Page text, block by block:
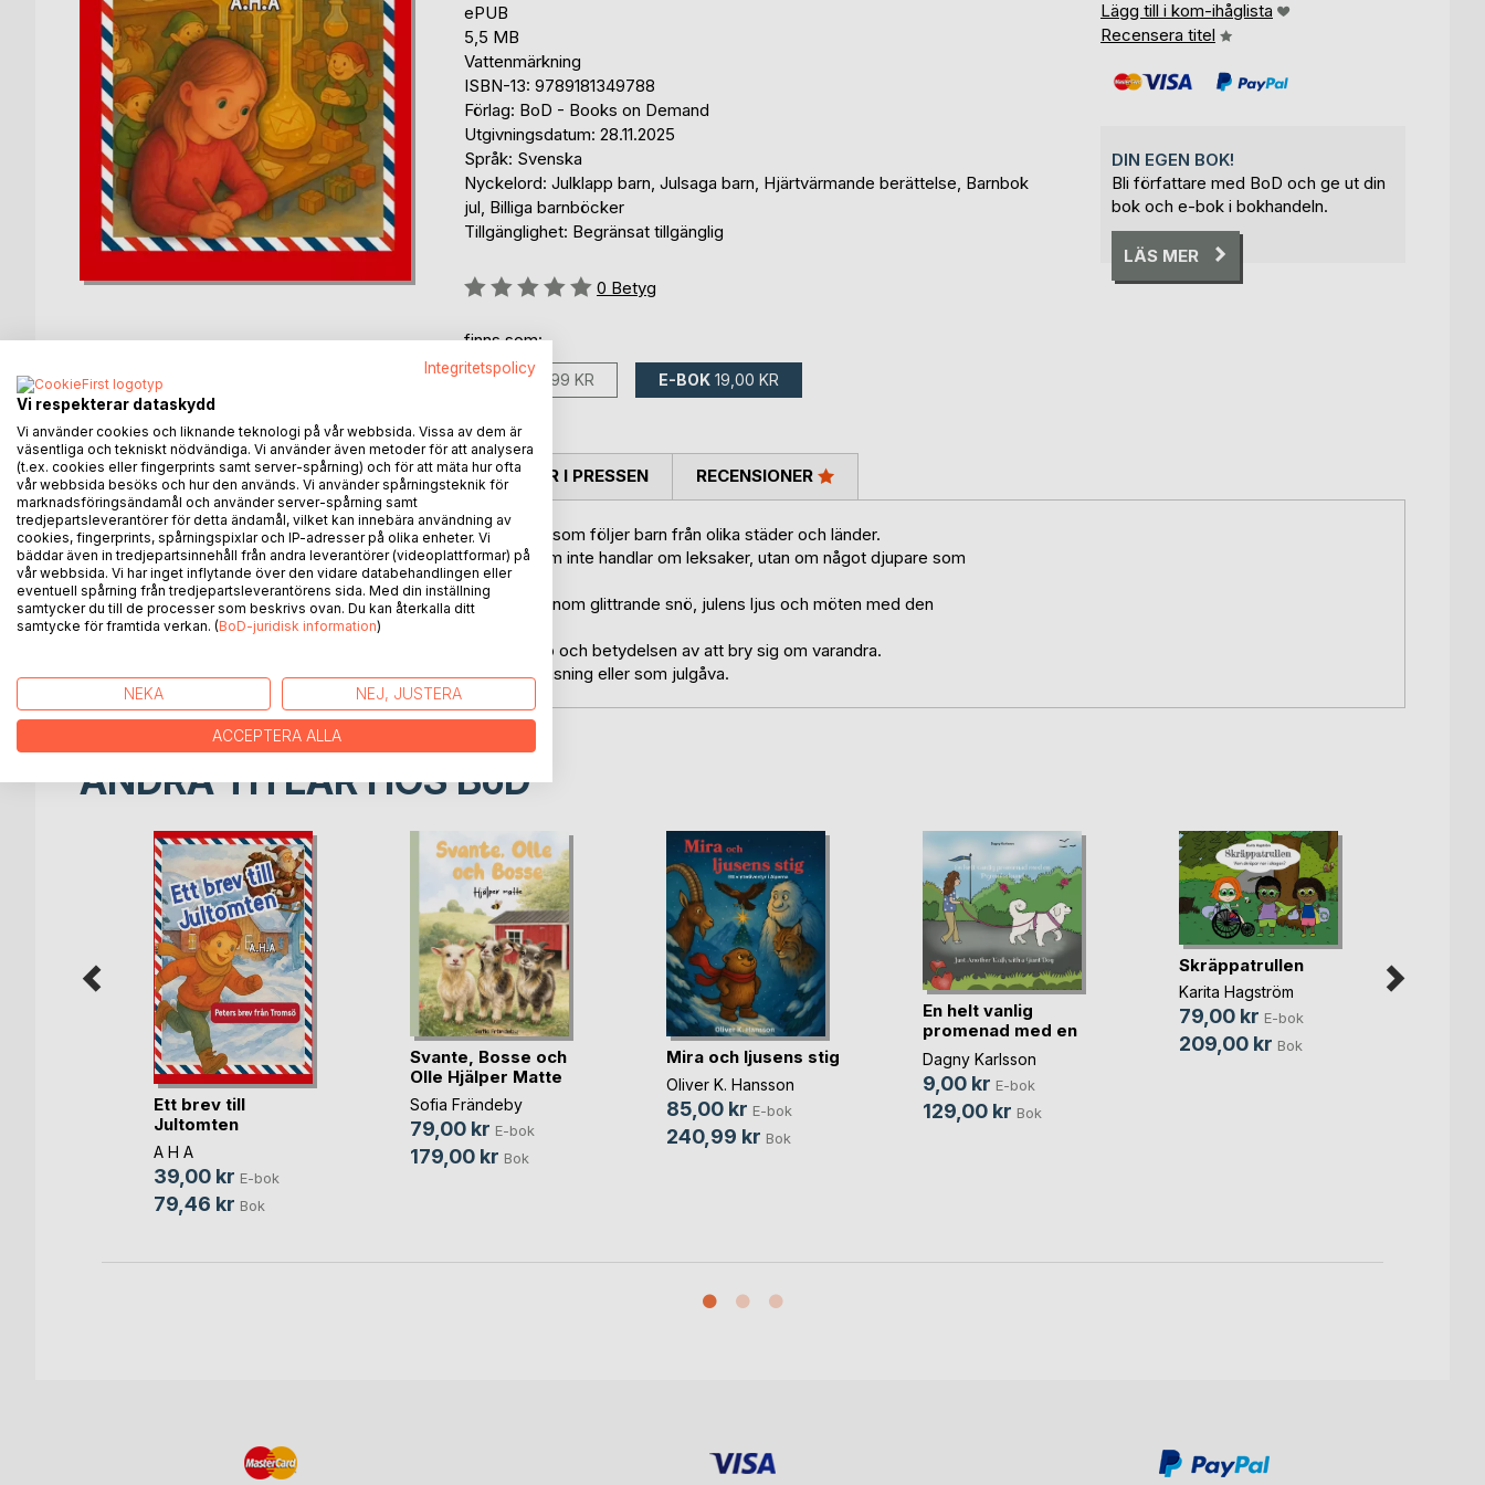
ePUB
5,5 MB
Vattenmärkning
ISBN-13: 9789181349788
Förlag: BoD - Books on Demand
Utgivningsdatum: 28.11.2025
Språk: Svenska
Nyckelord: Julklapp barn, Julsaga barn, Hjärtvärmande berättelse, Barnbok
jul, Billiga barnböcker
Tillgänglighet: Begränsat tillgänglig
Betyg::
0 Betyg
finns som:
BOK 88,99 KR E-BOK 19,00 KR
Lägg till i kom-ihåglista
Recensera titel
DIN EGEN BOK!
Bli författare med BoD och ge ut din
bok och e-bok i bokhandeln.
LÄS MER
BESKRIVNING
Ett brev till jultomten är en varm och vintrig barnboksserie som följer barn från olika städer och länder.
Varje barn skriver ett brev till jultomten med en önskan som inte handlar om leksaker, utan om något djupare som
vänskap, hopp eller försoning.
Berättelserna är illustrerade i akvarellstil och tar läsaren genom glittrande snö, julens ljus och möten med den
kristallklara svalan, jultomtens hemliga budbärare.
Varje bok ger ett fint budskap om vänlighet, mod, vänskap och betydelsen av att bry sig om varandra.
Passar barn mellan 6 och 8 år och är ett fint val för kvällsläsning eller som julgåva.
FÖRFATTARE KOMMENTARER I PRESSEN RECENSIONER
ANDRA TITLAR HOSBoD
Ett brev till
Jultomten
A H A
39,00 kr E-bok
79,46 kr Bok
Svante, Bosse och
Olle Hjälper Matte
Sofia Frändeby
79,00 kr E-bok
179,00 kr Bok
Mira och ljusens stig
Oliver K. Hansson
85,00 kr E-bok
240,99 kr Bok
En helt vanlig
promenad med en
Pyr(...)
Dagny Karlsson
9,00 kr E-bok
129,00 kr Bok
Skräppatrullen
Karita Hagström
79,00 kr E-bok
209,00 kr Bok
Integritetspolicy
Vi respekterar dataskydd
Vi använder cookies och liknande teknologi på vår webbsida. Vissa av dem är
väsentliga och tekniskt nödvändiga. Vi använder även metoder för att analysera
(t.ex. cookies eller fingerprints samt server-spårning) och för att mäta hur ofta
vår webbsida besöks och hur den används. Vi använder spårningsteknik för
marknadsföringsändamål och använder server-spårning samt
tredjepartsleverantörer för detta ändamål, vilket kan innebära användning av
cookies, fingerprints, spårningspixlar och IP-adresser på olika enheter. Vi
bäddar även in tredjepartsinnehåll från andra leverantörer (videoplattformar) på
vår webbsida. Vi har inget inflytande över den vidare databehandlingen eller
eventuell spårning från tredjepartsleverantörens sida. Med din inställning
samtycker du till de processer som beskrivs ovan. Du kan återkalla ditt
samtycke för framtida verkan. (BoD-juridisk information)
NEKA NEJ, JUSTERA
ACCEPTERA ALLA